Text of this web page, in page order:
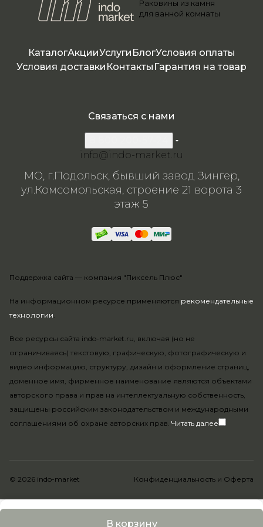
я
я
я
В корзину
Раковины из камня
для ванной комнаты
КаталогАкцииУслуги БлогУсловия оплаты
Условия доставки Контакты Гарантия на товар
На информационном ресурсе применяются рекомендательные
технологии.
Все ресурсы сайта indo-market.ru, включая (но не
ограничиваясь) текстовую, графическую, фотографическую и
видео информацию, структуру, дизайн и оформление страниц,
доменное имя, фирменное наименование являются объектами
авторского права и прав на интеллектуальную собственность,
защищены российским законодательством и международными
соглашениями об охране авторских прав. Читать далее
Связаться с нами
info@indo-market.ru
МО, г.Подольск, бывший завод Зингер,
ул.Комсомольская, строение 21 ворота 3
этаж 5
Поддержка сайта — компания "Пиксель Плюс"
© 2026 indo-market Конфиденциальность и Оферта